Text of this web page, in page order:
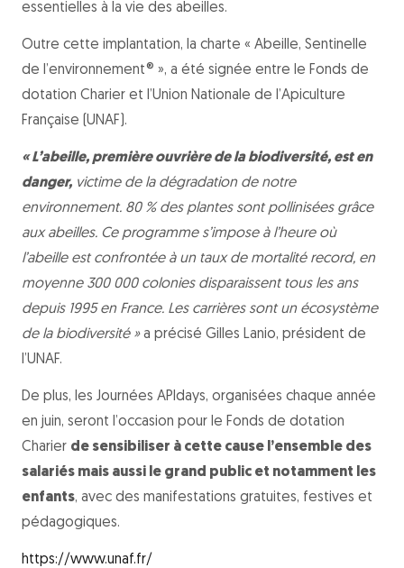
essentielles à la vie des abeilles.
Outre cette implantation, la charte « Abeille, Sentinelle
de l’environnement® », a été signée entre le Fonds de
dotation Charier et l’Union Nationale de l’Apiculture
Française (UNAF).
« L’abeille, première ouvrière de la biodiversité, est en
danger, victime de la dégradation de notre
environnement. 80 % des plantes sont pollinisées grâce
aux abeilles. Ce programme s’impose à l’heure où
l’abeille est confrontée à un taux de mortalité record, en
moyenne 300 000 colonies disparaissent tous les ans
depuis 1995 en France. Les carrières sont un écosystème
de la biodiversité »a précisé Gilles Lanio, président de
l’UNAF.
De plus, les Journées APIdays, organisées chaque année
en juin, seront l’occasion pour le Fonds de dotation
Charier de sensibiliser à cette cause l’ensemble des
salariés mais aussi le grand public et notamment les
enfants, avec des manifestations gratuites, festives et
pédagogiques.
https://www.unaf.fr/